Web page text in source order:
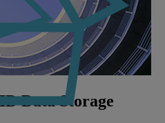
Data Storage